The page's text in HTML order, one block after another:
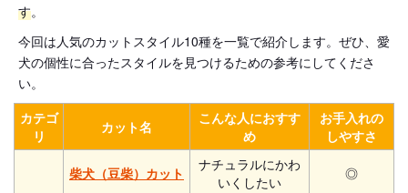
す。
今回は人気のカットスタイル10種を一覧で紹介します。ぜひ、愛
犬の個性に合ったスタイルを見つけるための参考にしてくださ
い。
カテゴ
リ
カット名
こんな人におすす
め
お手入れの
しやすさ
柴犬（豆柴）カット
ナチュラルにかわ
いくしたい
◎